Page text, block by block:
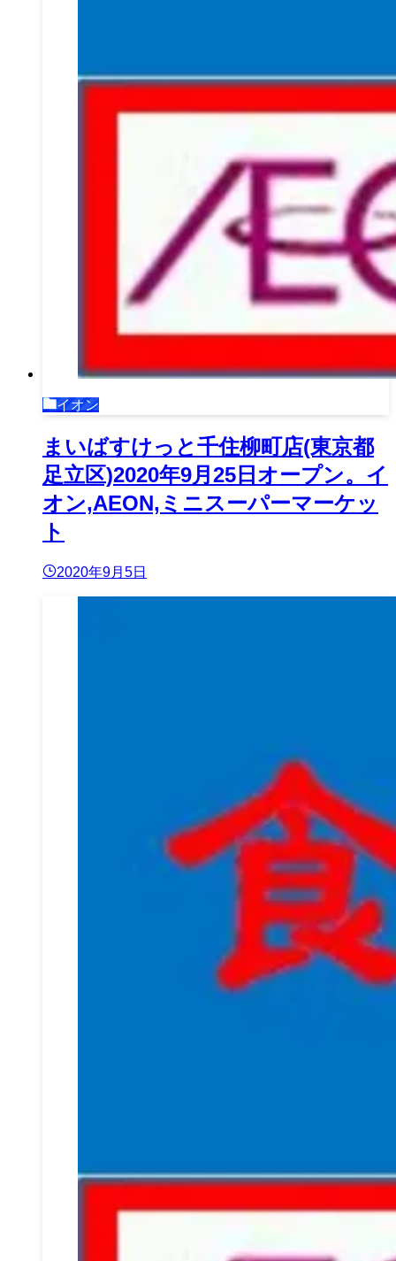
イオン
まいばすけっと千住柳町店(東京都
足立区)2020年9月25日オープン。イ
オン,AEON,ミニスーパーマーケッ
ト
2020年9月5日